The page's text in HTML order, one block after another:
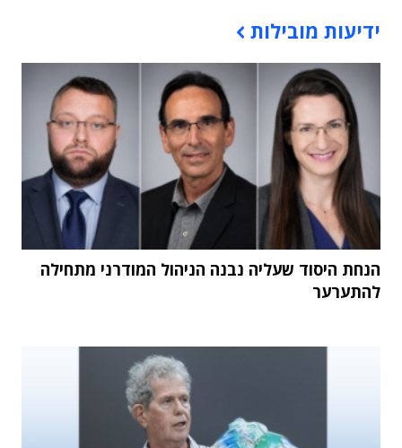
ידיעות מובילות
הנחת היסוד שעליה נבנה הניהול המודרני מתחילה
להתערער